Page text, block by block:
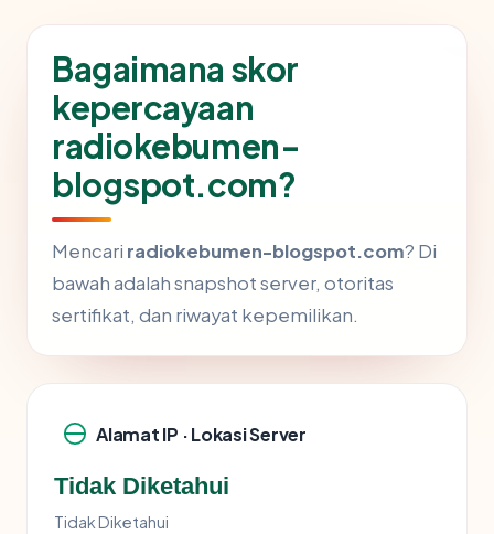
Bagaimana skor
kepercayaan
radiokebumen-
blogspot.com?
Mencari radiokebumen-blogspot.com? Di
bawah adalah snapshot server, otoritas
sertifikat, dan riwayat kepemilikan.
Alamat IP · Lokasi Server
Tidak Diketahui
Tidak Diketahui